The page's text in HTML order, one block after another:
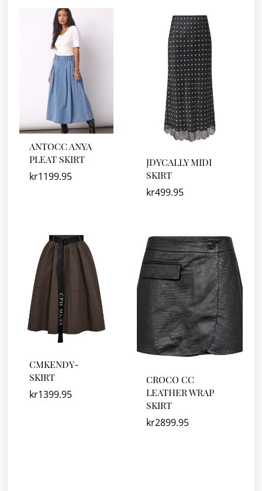
ANTOCC ANYA
PLEAT SKIRT
kr1199.95
JDYCALLY MIDI
SKIRT
kr499.95
CMKENDY-
SKIRT
kr1399.95
CROCO CC
LEATHER WRAP
SKIRT
kr2899.95